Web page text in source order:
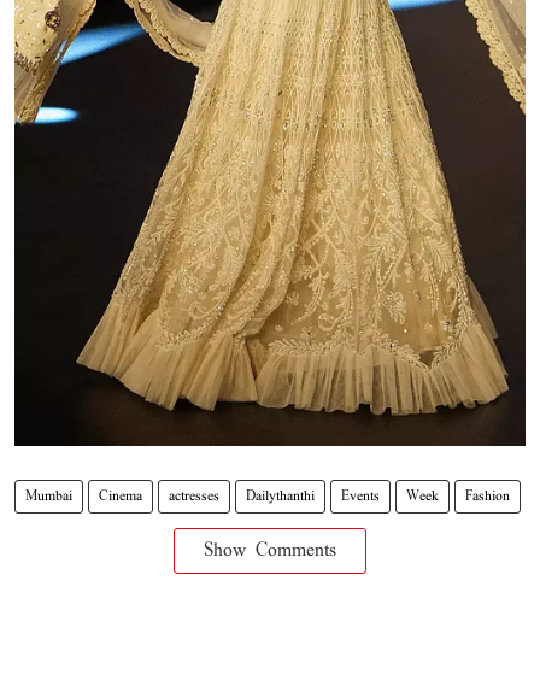
Mumbai Cinema actresses Dailythanthi Events Week Fashion
Show Comments